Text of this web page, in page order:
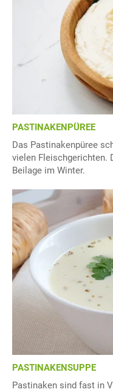
PASTINAKENPÜREE
Das Pastinakenpüree
vielen Fleischgerichten.
Beilage im Winter.
PASTINAKENSUPPE
Pastinaken sind fast in